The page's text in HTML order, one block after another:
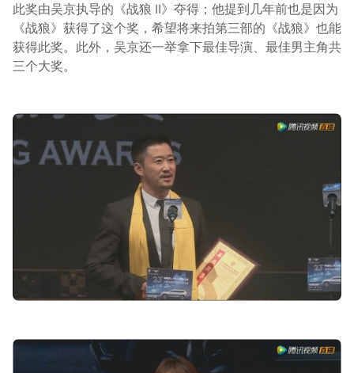
此奖由吴京执导的《战狼 II》夺得；他提到几年前也是因为
《战狼》获得了这个奖，希望将来拍第三部的《战狼》也能
获得此奖。此外，吴京还一举拿下最佳导演、最佳男主角共
三个大奖。